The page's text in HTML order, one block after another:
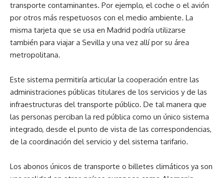
transporte contaminantes. Por ejemplo, el coche o el avión
por otros más respetuosos con el medio ambiente. La
misma tarjeta que se usa en Madrid podría utilizarse
también para viajar a Sevilla y una vez allí por su área
metropolitana.
Este sistema permitiría articular la cooperación entre las
administraciones públicas titulares de los servicios y de las
infraestructuras del transporte público. De tal manera que
las personas perciban la red pública como un único sistema
integrado, desde el punto de vista de las correspondencias,
de la coordinación del servicio y del sistema tarifario.
Los abonos únicos de transporte o billetes climáticos ya son